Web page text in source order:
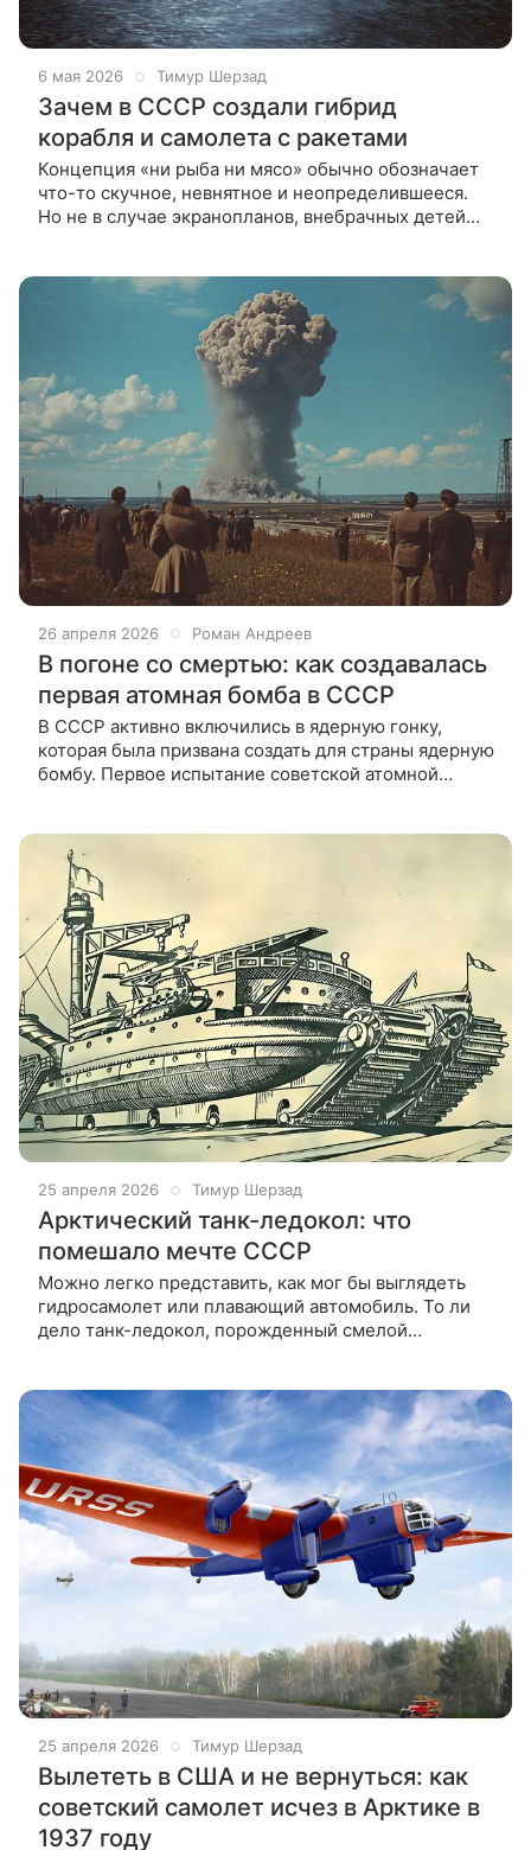
6 мая 2026 Тимур Шерзад
Зачем в СССР создали гибрид
корабля и самолета с ракетами
Концепция «ни рыба ни мясо» обычно обозначает
что-то скучное, невнятное и неопределившееся.
Но не в случае экранопланов, внебрачных детей
26 апреля 2026 Роман Андреев
В погоне со смертью: как создавалась
первая атомная бомба в СССР
В СССР активно включились в ядерную гонку,
которая была призвана создать для страны ядерную
бомбу. Первое испытание советской атомной
25 апреля 2026 Тимур Шерзад
Арктический танк-ледокол: что
помешало мечте СССР
Можно легко представить, как мог бы выглядеть
гидросамолет или плавающий автомобиль. То ли
дело танк-ледокол, порожденный смелой
25 апреля 2026 Тимур Шерзад
Вылететь в США и не вернуться: как
советский самолет исчез в Арктике в
1937 году